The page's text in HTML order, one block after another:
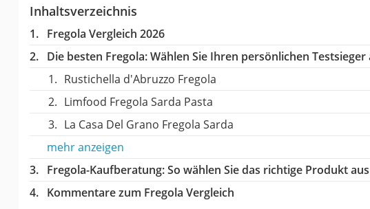
Inhaltsverzeichnis
Fregola Vergleich 2026
Die besten Fregola:Wählen Sie Ihren persönlichen Testsieger
Rustichella d'Abruzzo Fregola
Limfood Fregola Sarda Pasta
La Casa Del Grano Fregola Sarda
mehr anzeigen
Fregola-Kaufberatung: So wählen Sie das richtige Produkt
Kommentare zum Fregola Vergleich